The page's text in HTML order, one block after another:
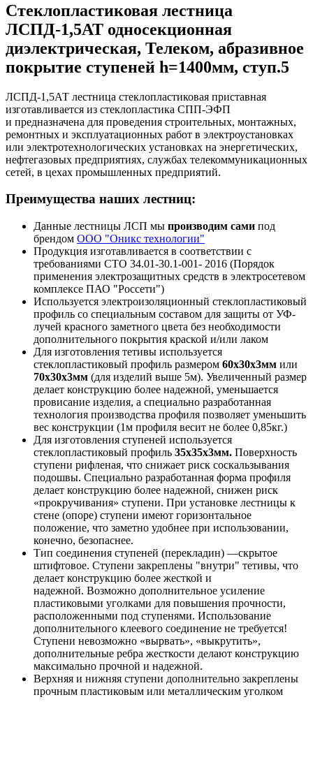
Стеклопластиковая лестница
ЛСПД-1,5АТ односекционная
диэлектрическая, Телеком, абразивное
покрытие ступеней h=1400мм, ступ.5
ЛСПД-1,5АТ лестница стеклопластиковая приставная
изготавливается из стеклопластика СПП-ЭФП
и предназначена для проведения строительных, монтажных,
ремонтных и эксплуатационных работ в электроустановках
или электротехнологических установках на энергетических,
нефтегазовых предприятиях, службах телекоммуникационных
сетей, в цехах промышленных предприятий.
Преимущества наших лестниц:
Данные лестницы ЛСП мы производим сами под
брендом ООО "Оникс технологии"
Продукция изготавливается в соответствии с
требованиями СТО 34.01-30.1-001- 2016 (Порядок
применения электрозащитных средств в электросетевом
комплексе ПАО "Россети")
Используется электроизоляционный стеклопластиковый
профиль со специальным составом для защиты от УФ-
лучей красного заметного цвета без необходимости
дополнительного покрытия краской и/или лаком
Для изготовления тетивы используется
стеклопластиковый профиль размером 60х30х3мм или
70х30х3мм (для изделий выше 5м). Увеличенный размер
делает конструкцию более надежной, уменьшается
провисание изделия, а специально разработанная
технология производства профиля позволяет уменьшить
вес конструкции (1м профиля весит не более 0,85кг.)
Для изготовления ступеней используется
стеклопластиковый профиль 35х35х3мм. Поверхность
ступени рифленая, что снижает риск соскальзывания
подошвы. Специально разработанная форма профиля
делает конструкцию более надежной, снижен риск
«прокручивания» ступени. При установке лестницы к
стене (опоре) ступени имеют горизонтальное
положение, что заметно удобнее при использовании,
конечно, безопаснее.
Тип соединения ступеней (перекладин) —скрытое
штифтовое. Ступени закреплены "внутри" тетивы, что
делает конструкцию более жесткой и
надежной. Возможно дополнительное усиление
пластиковыми уголками для повышения прочности,
расположенными под ступенями. Использование
дополнительного клеевого соединение не требуется!
Ступени невозможно «вырвать», «выкрутить»,
дополнительные ребра жесткости делают конструкцию
максимально прочной и надежной.
Верхняя и нижняя ступени дополнительно закреплены
прочным пластиковым или металлическим уголком